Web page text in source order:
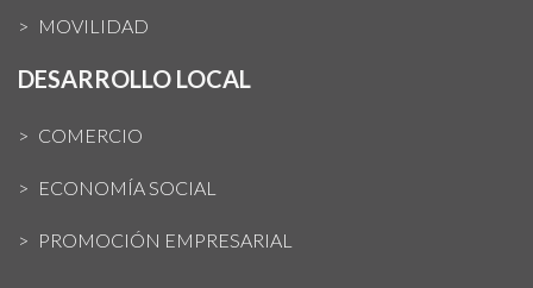
MOVILIDAD
DESARROLLO LOCAL
COMERCIO
ECONOMÍA SOCIAL
PROMOCIÓN EMPRESARIAL